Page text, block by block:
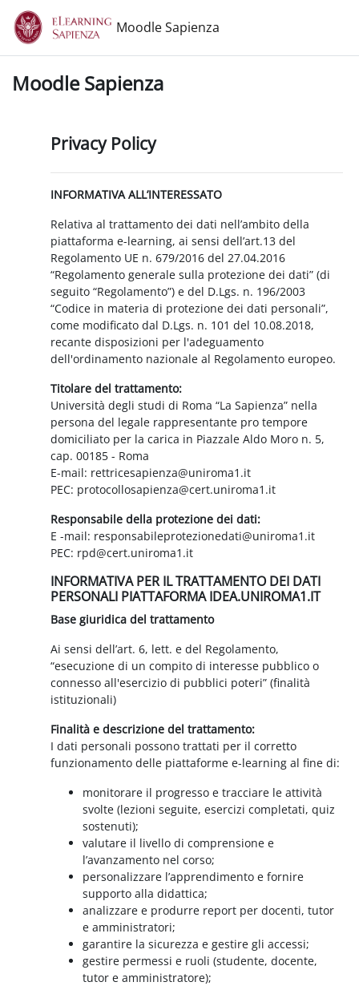
Vai al contenuto principale
Moodle Sapienza
Moodle Sapienza
Privacy Policy
INFORMATIVA ALL’INTERESSATO
Relativa al trattamento dei dati nell’ambito della
piattaforma e-learning, ai sensi dell’art.13 del
Regolamento UE n. 679/2016 del 27.04.2016
“Regolamento generale sulla protezione dei dati” (di
seguito “Regolamento”) e del D.Lgs. n. 196/2003
“Codice in materia di protezione dei dati personali”,
come modificato dal D.Lgs. n. 101 del 10.08.2018,
recante disposizioni per l'adeguamento
dell'ordinamento nazionale al Regolamento europeo.
Titolare del trattamento:
Università degli studi di Roma “La Sapienza” nella
persona del legale rappresentante pro tempore
domiciliato per la carica in Piazzale Aldo Moro n. 5,
cap. 00185 - Roma
E-mail: rettricesapienza@uniroma1.it
PEC: protocollosapienza@cert.uniroma1.it
Responsabile della protezione dei dati:
E -mail: responsabileprotezionedati@uniroma1.it
PEC: rpd@cert.uniroma1.it
INFORMATIVA PER IL TRATTAMENTO DEI DATI
PERSONALI PIATTAFORMA IDEA.UNIROMA1.IT
Base giuridica del trattamento
Ai sensi dell’art. 6, lett. e del Regolamento,
“esecuzione di un compito di interesse pubblico o
connesso all'esercizio di pubblici poteri” (finalità
istituzionali)
Finalità e descrizione del trattamento:
I dati personali possono trattati per il corretto
funzionamento delle piattaforme e-learning al fine di:
monitorare il progresso e tracciare le attività
svolte (lezioni seguite, esercizi completati, quiz
sostenuti);
valutare il livello di comprensione e
l’avanzamento nel corso;
personalizzare l’apprendimento e fornire
supporto alla didattica;
analizzare e produrre report per docenti, tutor
e amministratori;
garantire la sicurezza e gestire gli accessi;
gestire permessi e ruoli (studente, docente,
tutor e amministratore);